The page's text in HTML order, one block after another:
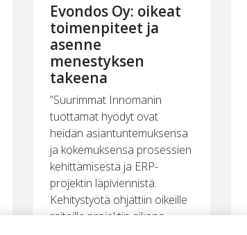
Evondos Oy: oikeat
toimenpiteet ja
asenne
menestyksen
takeena
”Suurimmat Innomanin
tuottamat hyödyt ovat
heidän asiantuntemuksensa
ja kokemuksensa prosessien
kehittämisestä ja ERP-
projektin läpiviennistä.
Kehitystyötä ohjattiin oikeille
raiteille projektin aikana.